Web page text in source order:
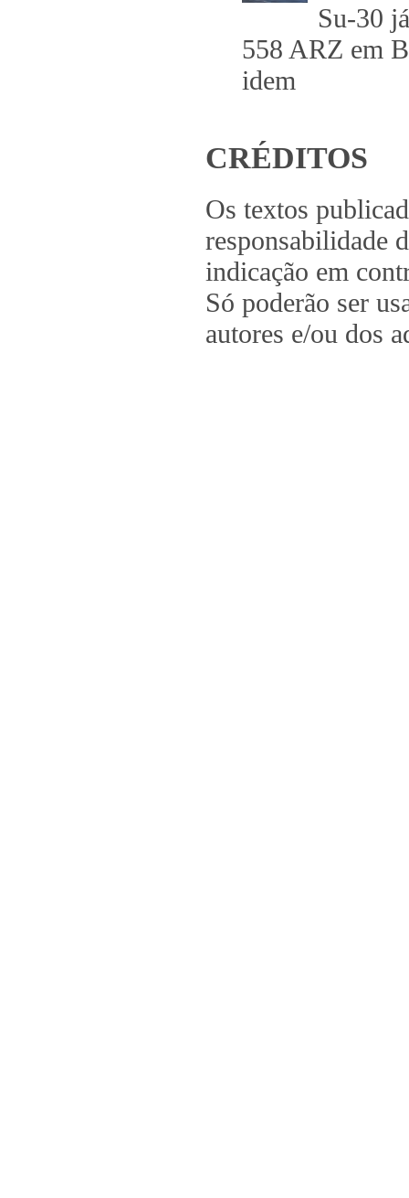
Su-30
558 ARZ
idem
CRÉDITOS
Os textos
responsabilidade
indicação em
Só poderão ser
autores e/ou dos